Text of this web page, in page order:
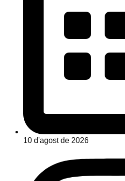
10 d'agost de 2026